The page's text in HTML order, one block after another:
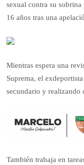
sexual contra su
16 años tras una
Mientras espera una
Suprema, el
secundario y realizando
También trabaja en